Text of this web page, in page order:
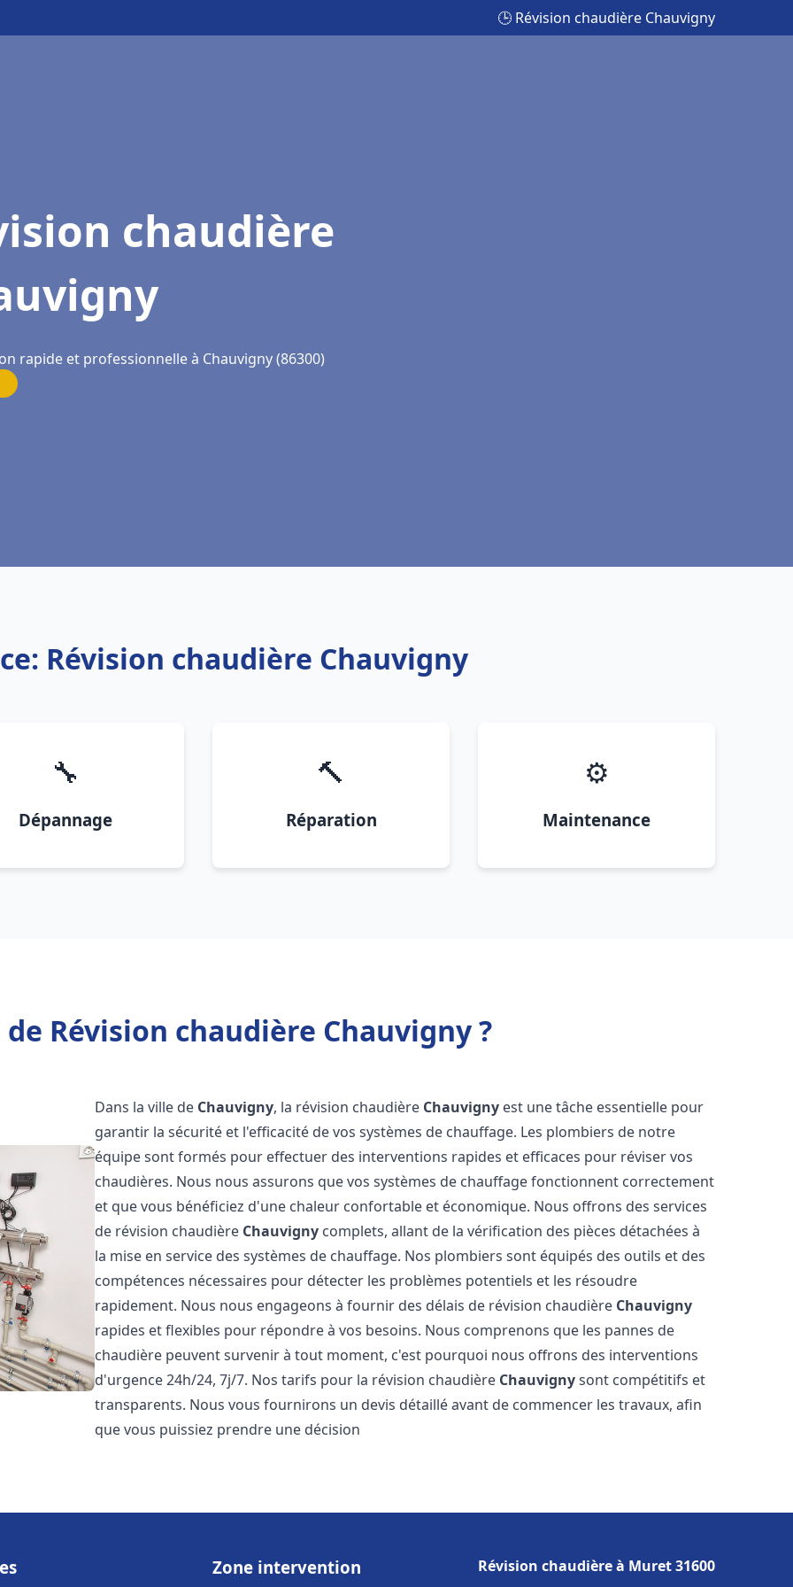
🕒 Révision chaudière Chauvigny
chaudière
rapide et professionnelle à Chauvigny (86300)
Révision chaudière Chauvigny
🔧
Dépannage
🔨
Réparation
⚙️
Maintenance
de Révision chaudière Chauvigny ?
Dans la ville de Chauvigny, la révision chaudière Chauvigny est une tâche essentielle pour
garantir la sécurité et l'efficacité de vos systèmes de chauffage. Les plombiers de notre
équipe sont formés pour effectuer des interventions rapides et efficaces pour réviser vos
chaudières. Nous nous assurons que vos systèmes de chauffage fonctionnent correctement
et que vous bénéficiez d'une chaleur confortable et économique. Nous offrons des services
de révision chaudière Chauvigny complets, allant de la vérification des pièces détachées à
la mise en service des systèmes de chauffage. Nos plombiers sont équipés des outils et des
compétences nécessaires pour détecter les problèmes potentiels et les résoudre
rapidement. Nous nous engageons à fournir des délais de révision chaudière Chauvigny
rapides et flexibles pour répondre à vos besoins. Nous comprenons que les pannes de
chaudière peuvent survenir à tout moment, c'est pourquoi nous offrons des interventions
d'urgence 24h/24, 7j/7. Nos tarifs pour la révision chaudière Chauvignysont compétitifs et
transparents. Nous vous fournirons un devis détaillé avant de commencer les travaux, afin
que vous puissiez prendre une décision
Zone intervention Révision chaudière à Muret 31600